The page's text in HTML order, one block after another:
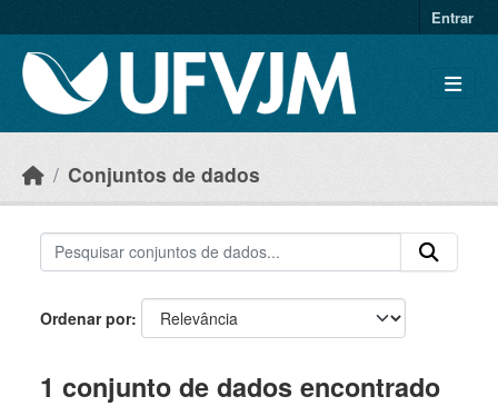
Entrar
Conjuntos de dados
Ordenar por
1 conjunto de dados encontrado